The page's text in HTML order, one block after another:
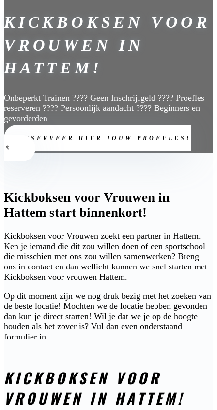
KICKBOKSEN VOOR
VROUWEN IN
HATTEM!
Onbeperkt Trainen ???? Geen Inschrijfgeld ???? Proefles
reserveren ???? Persoonlijk aandacht ???? Beginners en
gevorderden
RESERVEER HIER JOUW PROEFLES!
Kickboksen voor Vrouwen in
Hattem start binnenkort!
Kickboksen voor Vrouwen zoekt een partner in Hattem.
Ken je iemand die dit zou willen doen of een sportschool
die misschien met ons zou willen samenwerken? Breng
ons in contact en dan wellicht kunnen we snel starten met
Kickboksen voor vrouwen Hattem.
Op dit moment zijn we nog druk bezig met het zoeken van
de beste locatie! Mochten we de locatie hebben gevonden
dan kun je direct starten! Wil je dat we je op de hoogte
houden als het zover is? Vul dan even onderstaand
formulier in.
KICKBOKSEN VOOR
VROUWEN IN HATTEM!